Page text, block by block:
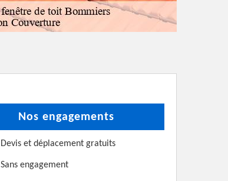
Nos engagements
Devis et déplacement gratuits
Sans engagement